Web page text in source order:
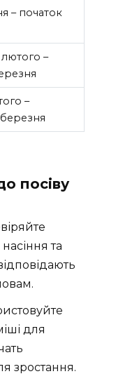
– початок
–
–
посіву
та
для
зростання.